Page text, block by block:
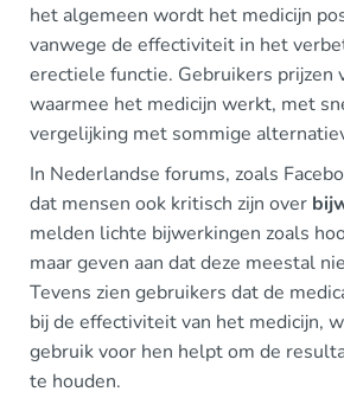
het algemeen wordt het medicijn
vanwege de effectiviteit in het
erectiele functie. Gebruikers prijzen
waarmee het medicijn werkt, met
vergelijking met sommige
In Nederlandse forums, zoals
dat mensen ook kritisch zijn over
melden lichte bijwerkingen zoals
maar geven aan dat deze meestal
Tevens zien gebruikers dat de
bij de effectiviteit van het medicijn,
gebruik voor hen helpt om de
te houden.